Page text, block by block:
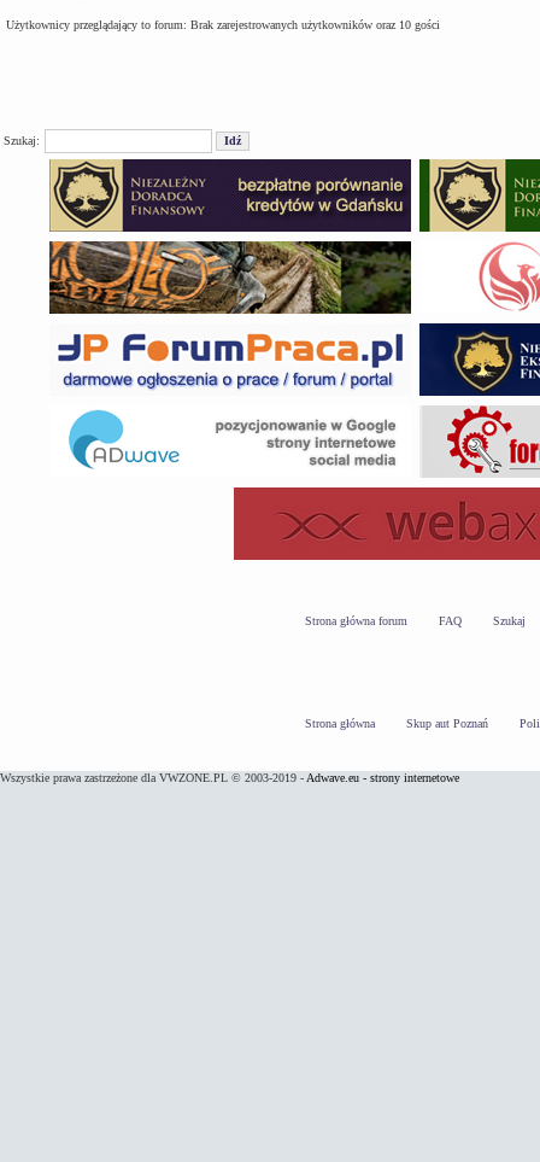
Użytkownicy przeglądający to forum: Brak zarejestrowanych użytkowników oraz 10 gości
Szukaj:
Strona główna forum FAQ Szukaj
Strona główna Skup aut Poznań
Wszystkie prawa zastrzeżone dla VWZONE.PL © 2003-2019 - Adwave.eu - strony internetowe